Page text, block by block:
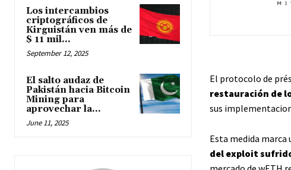
Los intercambios
criptográficos de
Kirguistán ven más de
$ 11 mil...
September 12, 2025
El salto audaz de
Pakistán hacia Bitcoin
Mining para
aprovechar la...
June 11, 2025
El protocolo de
restauración de
sus
Esta medida
del exploit